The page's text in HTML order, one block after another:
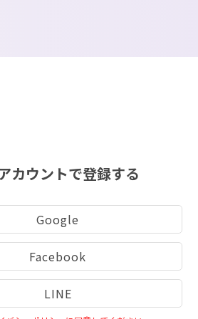
カウントで登録する
Google
Facebook
LINE